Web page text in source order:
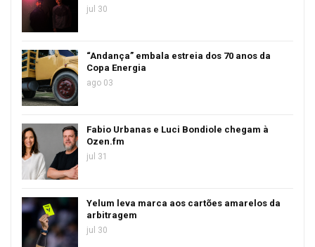
jul 30
“Andança” embala estreia dos 70 anos da
Copa Energia
ago 03
Fabio Urbanas e Luci Bondiole chegam à
Ozen.fm
jul 31
Yelum leva marca aos cartões amarelos da
arbitragem
jul 30